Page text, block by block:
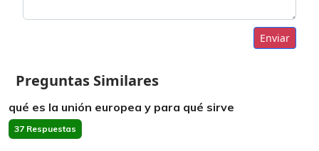
Enviar
Preguntas Similares
qué es la unión europea y para qué sirve
37 Respuestas